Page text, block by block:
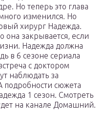
Но теперь это глава
изменился. Но
хирург Надежда.
она закрывается, если
Надежда должна
в 6 сезоне сериала
с доктором
наблюдать за
сюжета
1 сезон. Смотреть
на канале Домашний.